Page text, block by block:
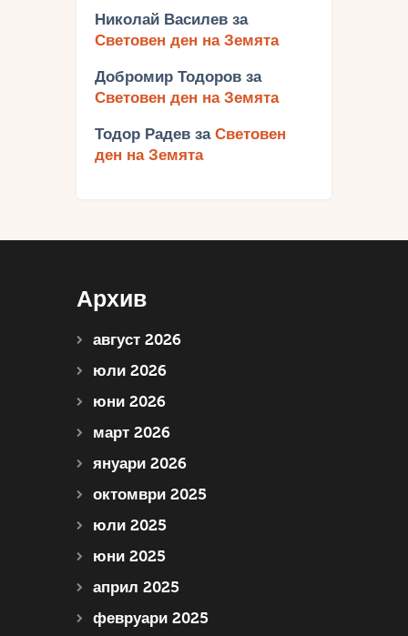
Николай Василев за
Световен ден на Земята
Добромир Тодоров за
Световен ден на Земята
Тодор Радев за Световен
ден на Земята
Архив
август 2026
юли 2026
юни 2026
март 2026
януари 2026
октомври 2025
юли 2025
юни 2025
април 2025
февруари 2025